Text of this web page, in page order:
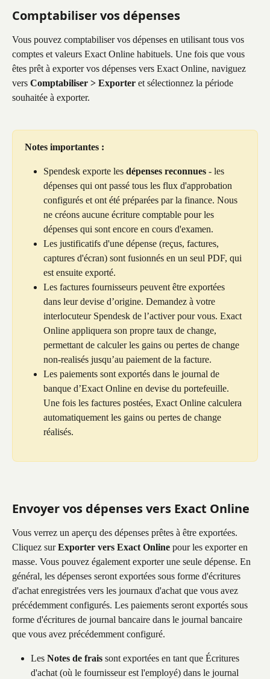
Comptabiliser vos dépenses
Vous pouvez comptabiliser vos dépenses en utilisant tous vos
comptes et valeurs Exact Online habituels. Une fois que vous
êtes prêt à exporter vos dépenses vers Exact Online, naviguez
vers Comptabiliser > Exporter et sélectionnez la période
souhaitée à exporter.
Notes importantes :
Spendesk exporte les dépenses reconnues - les
dépenses qui ont passé tous les flux d'approbation
configurés et ont été préparées par la finance. Nous
ne créons aucune écriture comptable pour les
dépenses qui sont encore en cours d'examen.
Les justificatifs d'une dépense (reçus, factures,
captures d'écran) sont fusionnés en un seul PDF, qui
est ensuite exporté.
Les factures fournisseurs peuvent être exportées
dans leur devise d’origine. Demandez à votre
interlocuteur Spendesk de l’activer pour vous. Exact
Online appliquera son propre taux de change,
permettant de calculer les gains ou pertes de change
non-realisés jusqu’au paiement de la facture.
Les paiements sont exportés dans le journal de
banque d’Exact Online en devise du portefeuille.
Une fois les factures postées, Exact Online calculera
automatiquement les gains ou pertes de change
réalisés.
Envoyer vos dépenses vers Exact Online
Vous verrez un aperçu des dépenses prêtes à être exportées.
Cliquez sur Exporter vers Exact Online pour les exporter en
masse. Vous pouvez également exporter une seule dépense. En
général, les dépenses seront exportées sous forme d'écritures
d'achat enregistrées vers les journaux d'achat que vous avez
précédemment configurés. Les paiements seront exportés sous
forme d'écritures de journal bancaire dans le journal bancaire
que vous avez précédemment configuré.
Les Notes de frais sont exportées en tant que Écritures
d'achat (où le fournisseur est l'employé) dans le journal